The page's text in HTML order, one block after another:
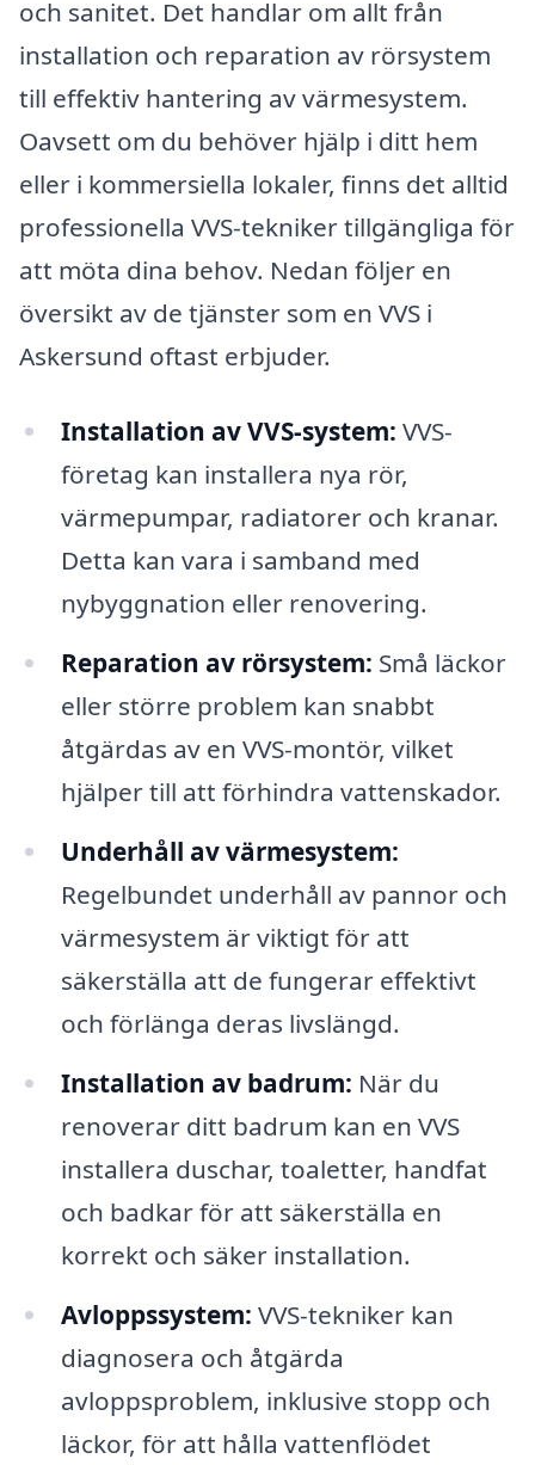
och sanitet. Det handlar om allt från
installation och reparation av rörsystem
till effektiv hantering av värmesystem.
Oavsett om du behöver hjälp i ditt hem
eller i kommersiella lokaler, finns det alltid
professionella VVS-tekniker tillgängliga för
att möta dina behov. Nedan följer en
översikt av de tjänster som en VVS i
Askersund oftast erbjuder.
Installation av VVS-system: VVS-
företag kan installera nya rör,
värmepumpar, radiatorer och kranar.
Detta kan vara i samband med
nybyggnation eller renovering.
Reparation av rörsystem: Små läckor
eller större problem kan snabbt
åtgärdas av en VVS-montör, vilket
hjälper till att förhindra vattenskador.
Underhåll av värmesystem:
Regelbundet underhåll av pannor och
värmesystem är viktigt för att
säkerställa att de fungerar effektivt
och förlänga deras livslängd.
Installation av badrum: När du
renoverar ditt badrum kan en VVS
installera duschar, toaletter, handfat
och badkar för att säkerställa en
korrekt och säker installation.
Avloppssystem: VVS-tekniker kan
diagnosera och åtgärda
avloppsproblem, inklusive stopp och
läckor, för att hålla vattenflödet